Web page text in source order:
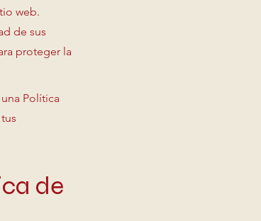
web.
de sus
proteger la
Política
de